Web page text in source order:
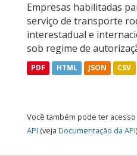
Empresas habilitadas
serviço de transporte
interestadual e
sob regime de
PDF HTML JSON CSV
Você também pode ter
API (veja Documentação da API